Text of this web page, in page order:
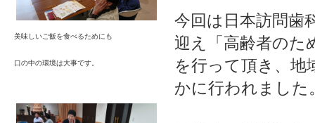
美味しいご飯を食べるためにも
口の中の環境は大事です。
今回は日本訪問歯
迎え「高齢者のた
を行って頂き、地
かに行われました